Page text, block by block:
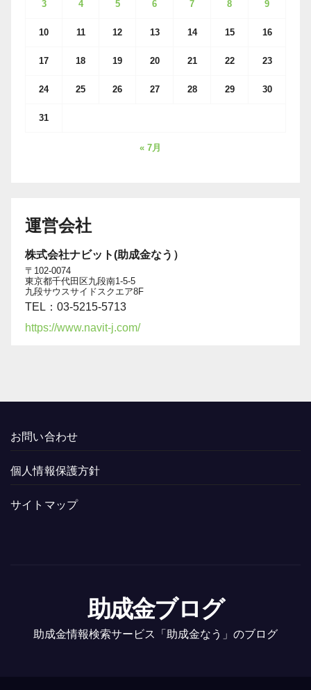
3 4 5 6 7 8 9
10 11 12 13 14 15 16
17 18 19 20 21 22 23
24 25 26 27 28 29 30
31
« 7月
運営会社
株式会社ナビット(助成金なう）
〒102-0074
東京都千代田区九段南1-5-5
九段サウスサイドスクエア8F
TEL：03-5215-5713
https://www.navit-j.com/
お問い合わせ
個人情報保護方針
サイトマップ
助成金ブログ
助成金情報検索サービス「助成金なう」のブログ